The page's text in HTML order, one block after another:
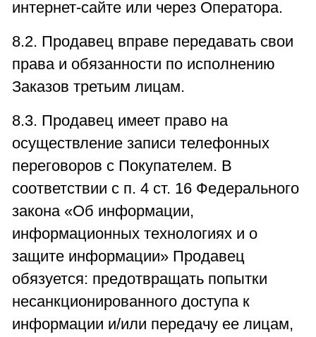
интернет-сайте или через Оператора.
8.2. Продавец вправе передавать свои
права и обязанности по исполнению
Заказов третьим лицам.
8.3. Продавец имеет право на
осуществление записи телефонных
переговоров с Покупателем. В
соответствии с п. 4 ст. 16 Федерального
закона «Об информации,
информационных технологиях и о
защите информации» Продавец
обязуется: предотвращать попытки
несанкционированного доступа к
информации и/или передачу ее лицам,